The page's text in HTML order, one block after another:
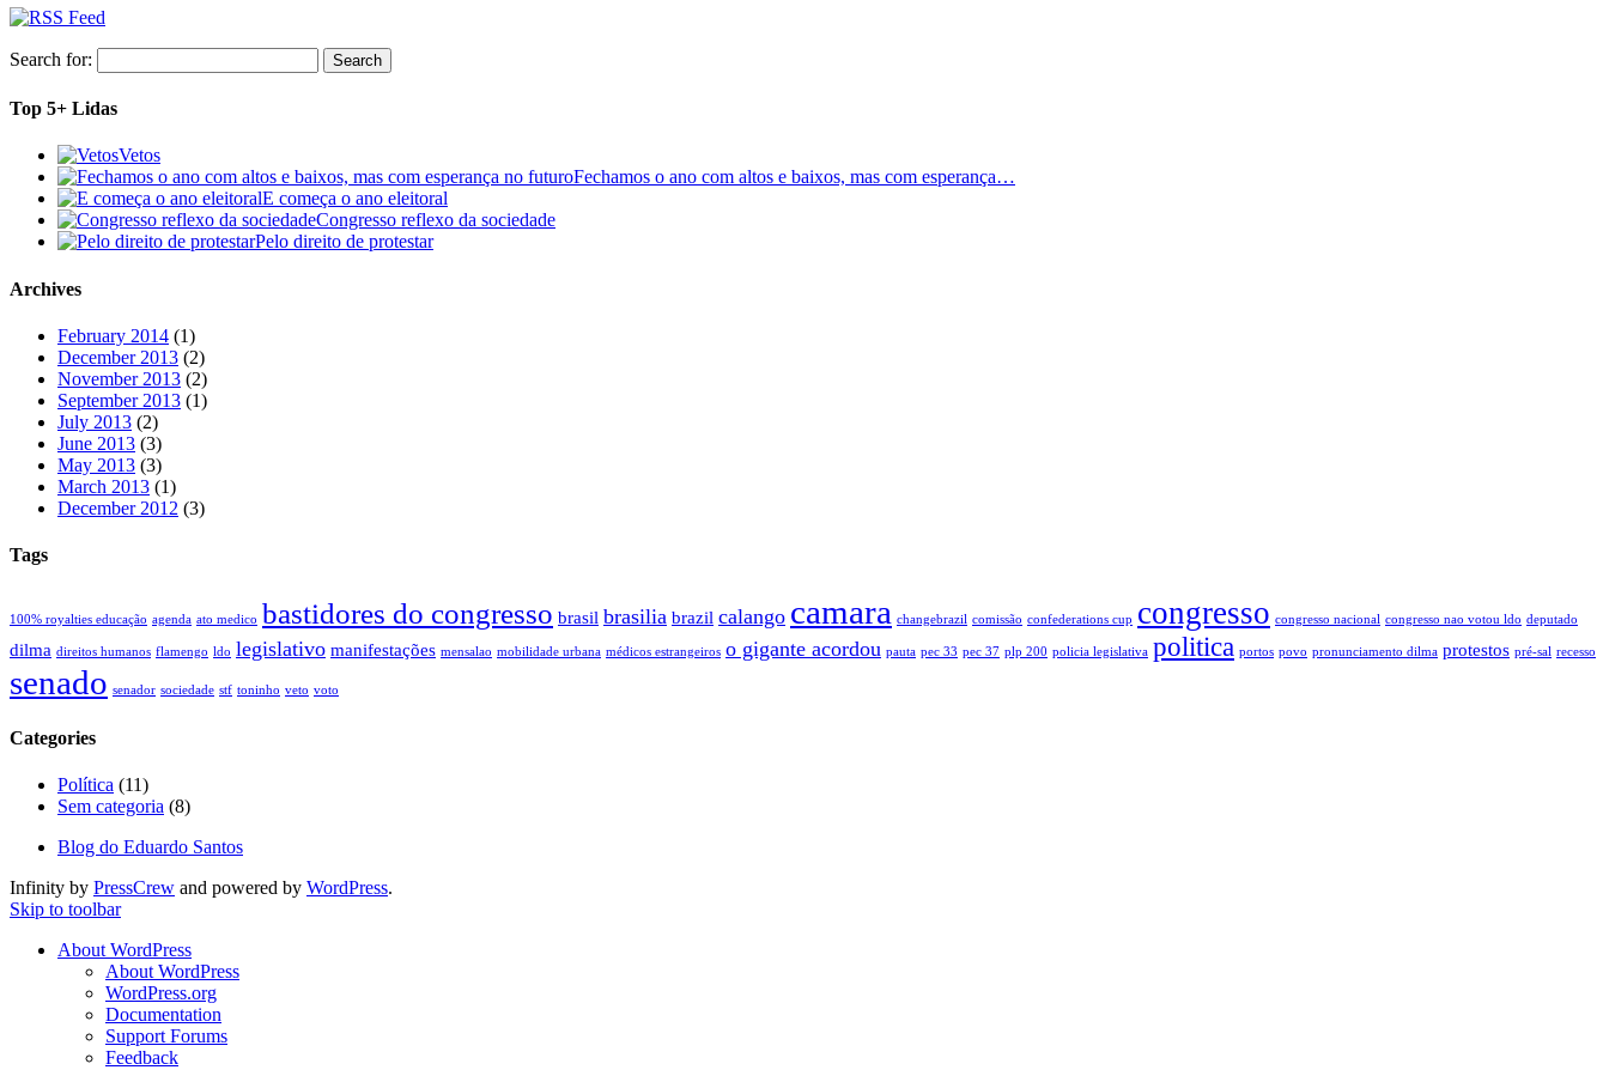
Search for:
Top 5+ Lidas
Vetos
Fechamos o ano com altos e baixos, mas com esperança…
E começa o ano eleitoral
Congresso reflexo da sociedade
Pelo direito de protestar
Archives
February 2014 (1)
December 2013 (2)
November 2013 (2)
September 2013 (1)
July 2013 (2)
June 2013 (3)
May 2013 (3)
March 2013 (1)
December 2012 (3)
Tags
100% royalties educação agenda ato medico bastidores do congresso brasil brasilia brazil calango camara changebrazil comissão confederations cup congresso congresso nacional congresso nao votou ldo deputado
dilma direitos humanos flamengo ldo legislativo manifestações mensalao mobilidade urbana médicos estrangeiros o gigante acordou pauta pec 33 pec 37 plp 200 policia legislativa politica portos povo pronunciamento dilma protestos pré-sal recesso
senado senador sociedade stf toninho veto voto
Categories
Política (11)
Sem categoria (8)
Blog do Eduardo Santos
Infinity by PressCrew and powered by WordPress.
Skip to toolbar
About WordPress
About WordPress
WordPress.org
Documentation
Support Forums
Feedback